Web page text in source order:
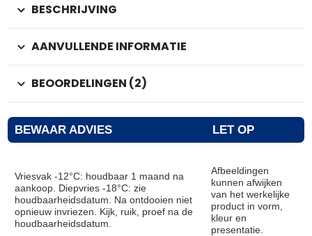
BESCHRIJVING
AANVULLENDE INFORMATIE
BEOORDELINGEN (2)
BEWAAR ADVIES LET OP
Vriesvak -12°C: houdbaar 1 maand na
aankoop. Diepvries -18°C: zie
houdbaarheidsdatum. Na ontdooien niet
opnieuw invriezen. Kijk, ruik, proef na de
houdbaarheidsdatum.
Afbeeldingen
kunnen afwijken
van het werkelijke
product in vorm,
kleur en
presentatie.